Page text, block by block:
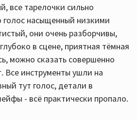
все тарелочки сильно
голос насыщенный низкими
они очень разборчивы,
в сцене, приятная тёмная
можно сказать совершенно
Все инструменты ушли на
тут голос, детали в
- всё практически пропало.